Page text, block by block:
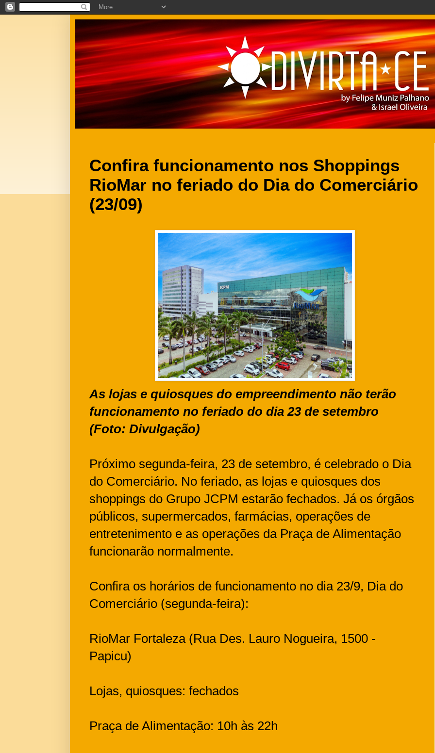
Confira funcionamento nos Shoppings
RioMar no feriado do Dia do Comerciário
(23/09)
As lojas e quiosques do empreendimento não terão
funcionamento no feriado do dia 23 de setembro
(Foto: Divulgação)
Próximo segunda-feira, 23 de setembro, é celebrado o Dia
do Comerciário. No feriado, as lojas e quiosques dos
shoppings do Grupo JCPM estarão fechados. Já os órgãos
públicos, supermercados, farmácias, operações de
entretenimento e as operações da Praça de Alimentação
funcionarão normalmente.
Confira os horários de funcionamento no dia 23/9, Dia do
Comerciário (segunda-feira):
RioMar Fortaleza (Rua Des. Lauro Nogueira, 1500 -
Papicu)
Lojas, quiosques: fechados
Praça de Alimentação: 10h às 22h